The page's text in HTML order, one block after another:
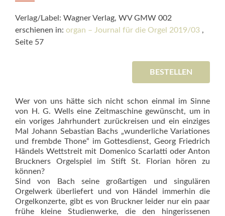
Verlag/Label: Wagner Verlag, WV GMW 002
erschienen in: organ – Journal für die Orgel 2019/03 ,
Seite 57
BESTELLEN
Wer von uns hätte sich nicht schon einmal im Sinne
von H. G. Wells eine Zeitmaschine gewünscht, um in
ein voriges Jahrhundert zurückreisen und ein einziges
Mal Johann Sebastian Bachs „wunderliche Variationes
und frembde Thone“ im Gottesdienst, Georg Friedrich
Händels Wettstreit mit Domenico Scarlatti oder Anton
Bruckners Orgelspiel im Stift St. Florian hören zu
können?
Sind von Bach seine großartigen und singulären
Orgelwerk überliefert und von Händel immerhin die
Orgelkonzerte, gibt es von Bruckner leider nur ein paar
frühe kleine Studienwerke, die den hingerissenen